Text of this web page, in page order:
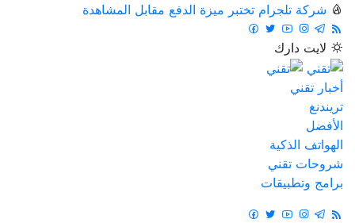
شركة تلجرام تختبر ميزة الدفع مقابل المشاهدة
لايت دارك
أخبار تقني
تريندنغ
الأفضل
الهواتف الذكية
شروحات تقني
برامج وتطبيقات